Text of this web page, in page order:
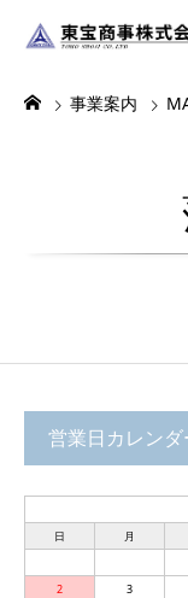
事業案内
営業日カレンダ
日
月
2
3